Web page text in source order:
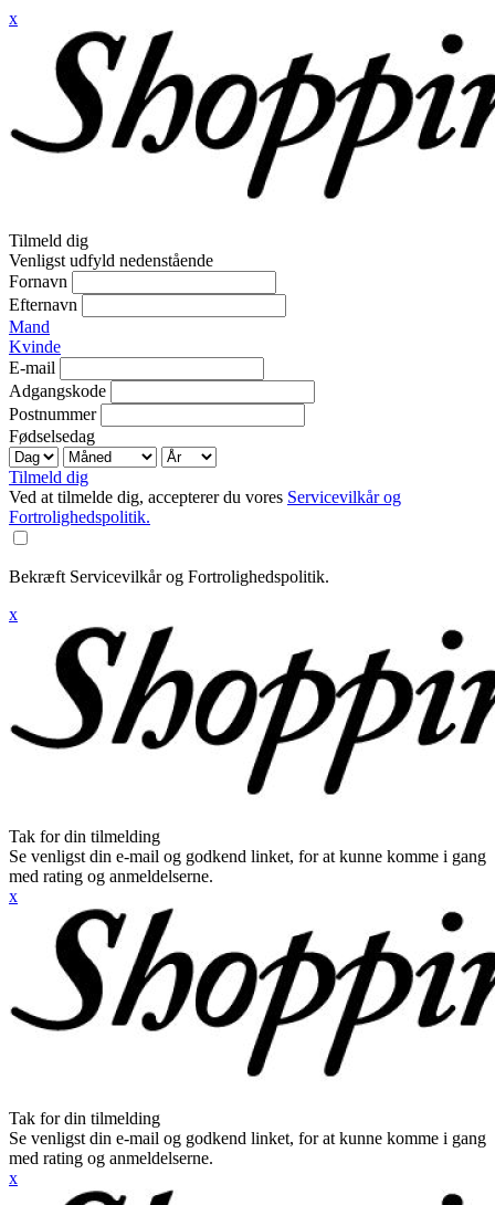
x
Tilmeld dig
Venligst udfyld nedenstående
Fornavn
Efternavn
Mand
Kvinde
E-mail
Adgangskode
Postnummer
Fødselsedag
Tilmeld dig
Ved at tilmelde dig, accepterer du vores Servicevilkår og
Fortrolighedspolitik.
Bekræft Servicevilkår og Fortrolighedspolitik.
x
Tak for din tilmelding
Se venligst din e-mail og godkend linket, for at kunne komme i gang
med rating og anmeldelserne.
x
Tak for din tilmelding
Se venligst din e-mail og godkend linket, for at kunne komme i gang
med rating og anmeldelserne.
x